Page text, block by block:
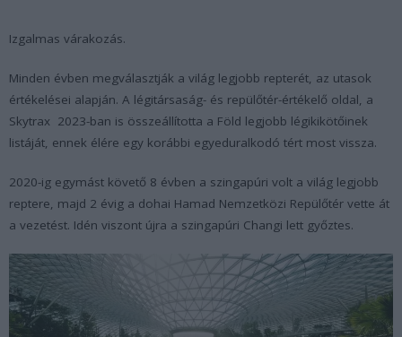
Izgalmas várakozás.
Minden évben megválasztják a világ legjobb repterét, az utasok
értékelései alapján. A légitársaság- és repülőtér-értékelő oldal, a
Skytrax 2023-ban is összeállította a Föld legjobb légikikötőinek
listáját, ennek élére egy korábbi egyeduralkodó tért most vissza.
2020-ig egymást követő 8 évben a szingapúri volt a világ legjobb
reptere, majd 2 évig a dohai Hamad Nemzetközi Repülőtér vette át
a vezetést. Idén viszont újra a szingapúri Changi lett győztes.